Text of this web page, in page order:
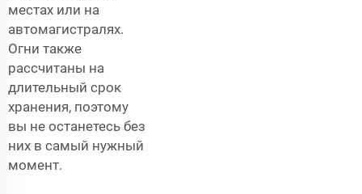
местах или на
автомагистралях.
Огни также
рассчитаны на
длительный срок
хранения, поэтому
вы не останетесь без
них в самый нужный
момент.